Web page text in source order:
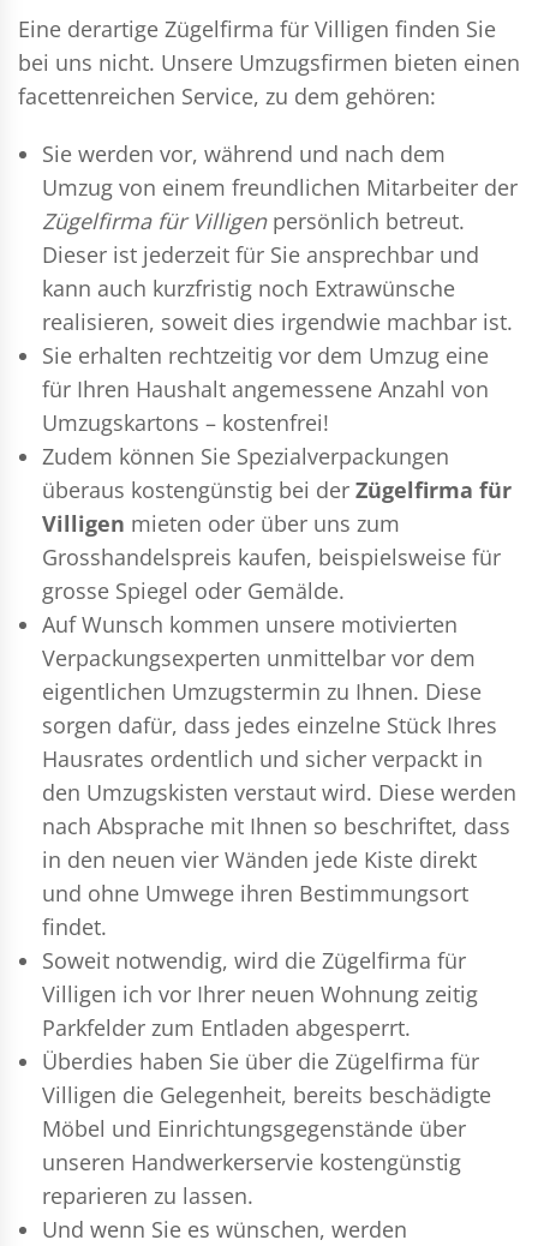
Eine derartige Zügelfirma für Villigen finden Sie
bei uns nicht. Unsere Umzugsfirmen bieten einen
facettenreichen Service, zu dem gehören:
Sie werden vor, während und nach dem
Umzug von einem freundlichen Mitarbeiter der
Zügelfirma für Villigenpersönlich betreut.
Dieser ist jederzeit für Sie ansprechbar und
kann auch kurzfristig noch Extrawünsche
realisieren, soweit dies irgendwie machbar ist.
Sie erhalten rechtzeitig vor dem Umzug eine
für Ihren Haushalt angemessene Anzahl von
Umzugskartons – kostenfrei!
Zudem können Sie Spezialverpackungen
überaus kostengünstig bei der Zügelfirma für
Villigen mieten oder über uns zum
Grosshandelspreis kaufen, beispielsweise für
grosse Spiegel oder Gemälde.
Auf Wunsch kommen unsere motivierten
Verpackungsexperten unmittelbar vor dem
eigentlichen Umzugstermin zu Ihnen. Diese
sorgen dafür, dass jedes einzelne Stück Ihres
Hausrates ordentlich und sicher verpackt in
den Umzugskisten verstaut wird. Diese werden
nach Absprache mit Ihnen so beschriftet, dass
in den neuen vier Wänden jede Kiste direkt
und ohne Umwege ihren Bestimmungsort
findet.
Soweit notwendig, wird die Zügelfirma für
Villigen ich vor Ihrer neuen Wohnung zeitig
Parkfelder zum Entladen abgesperrt.
Überdies haben Sie über die Zügelfirma für
Villigen die Gelegenheit, bereits beschädigte
Möbel und Einrichtungsgegenstände über
unseren Handwerkerservie kostengünstig
reparieren zu lassen.
Und wenn Sie es wünschen, werden